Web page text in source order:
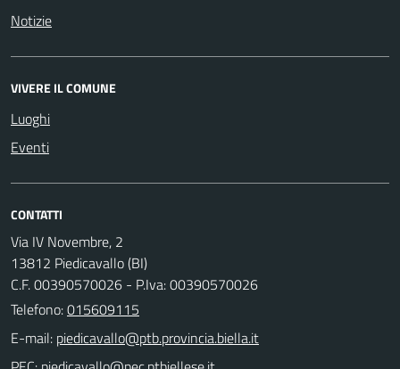
Notizie
VIVERE IL COMUNE
Luoghi
Eventi
CONTATTI
Via IV Novembre, 2
13812 Piedicavallo (BI)
C.F. 00390570026 - P.Iva: 00390570026
Telefono:015609115
E-mail: